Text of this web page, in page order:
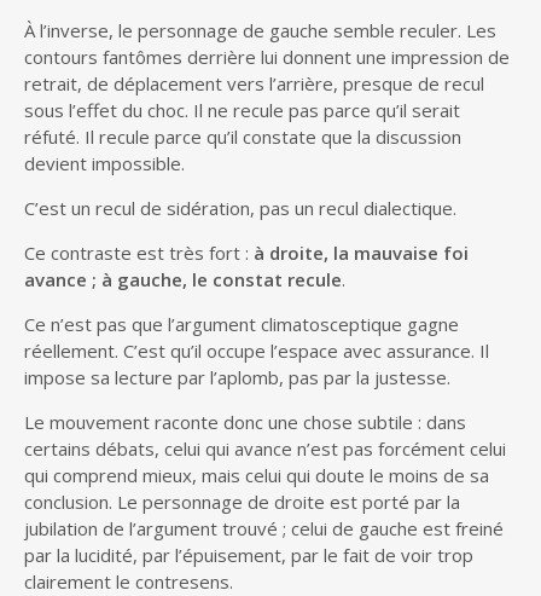
À l’inverse, le personnage de gauche semble reculer. Les
contours fantômes derrière lui donnent une impression de
retrait, de déplacement vers l’arrière, presque de recul
sous l’effet du choc. Il ne recule pas parce qu’il serait
réfuté. Il recule parce qu’il constate que la discussion
devient impossible.
C’est un recul de sidération, pas un recul dialectique.
Ce contraste est très fort : à droite, la mauvaise foi
avance ; à gauche, le constat recule.
Ce n’est pas que l’argument climatosceptique gagne
réellement. C’est qu’il occupe l’espace avec assurance. Il
impose sa lecture par l’aplomb, pas par la justesse.
Le mouvement raconte donc une chose subtile : dans
certains débats, celui qui avance n’est pas forcément celui
qui comprend mieux, mais celui qui doute le moins de sa
conclusion. Le personnage de droite est porté par la
jubilation de l’argument trouvé ; celui de gauche est freiné
par la lucidité, par l’épuisement, par le fait de voir trop
clairement le contresens.